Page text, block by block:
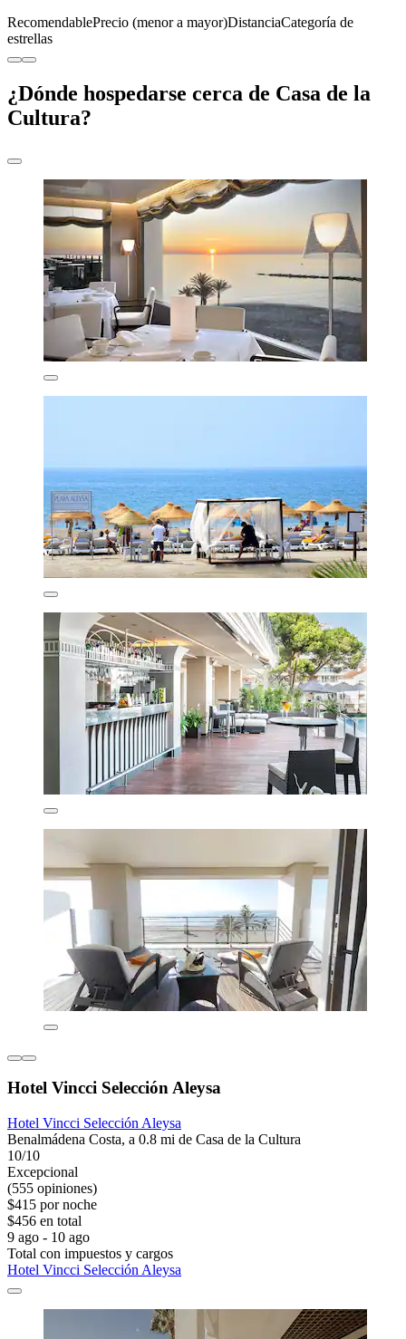
RecomendablePrecio (menor a mayor)DistanciaCategoría de
estrellas
¿Dónde hospedarse cerca de Casa de la
Cultura?
Hotel Vincci Selección Aleysa
Hotel Vincci Selección Aleysa
Benalmádena Costa, a 0.8 mi de Casa de la Cultura
10/10
Excepcional
(555 opiniones)
$415 por noche
$456 en total
9 ago - 10 ago
Total con impuestos y cargos
Hotel Vincci Selección Aleysa